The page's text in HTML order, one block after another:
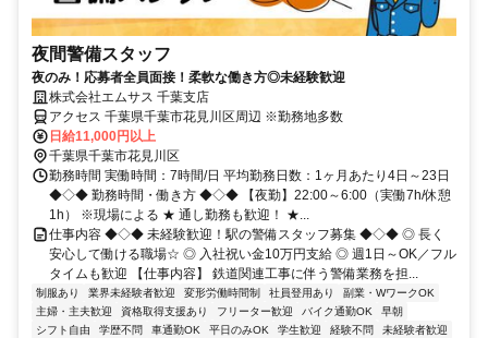
夜間警備スタッフ
夜のみ！応募者全員面接！柔軟な働き方◎未経験歓迎
株式会社エムサス 千葉支店
アクセス 千葉県千葉市花見川区周辺 ※勤務地多数
日給11,000円以上
千葉県千葉市花見川区
勤務時間 実働時間：7時間/日 平均勤務日数：1ヶ月あたり4日～23日
◆◇◆ 勤務時間・働き方 ◆◇◆ 【夜勤】22:00～6:00（実働7h/休憩
1h） ※現場による ★ 通し勤務も歓迎！ ★...
仕事内容 ◆◇◆ 未経験歓迎！駅の警備スタッフ募集 ◆◇◆ ◎ 長く
安心して働ける職場☆ ◎ 入社祝い金10万円支給 ◎ 週1日～OK／フル
タイムも歓迎 【仕事内容】 鉄道関連工事に伴う警備業務を担...
制服あり 業界未経験者歓迎 変形労働時間制 社員登用あり
副業・WワークOK
主婦・主夫歓迎
資格取得支援あり フリーター歓迎 バイク通勤OK
早朝
シフト自由
学歴不問 車通勤OK 平日のみOK 学生歓迎 経験不問
未経験者歓迎